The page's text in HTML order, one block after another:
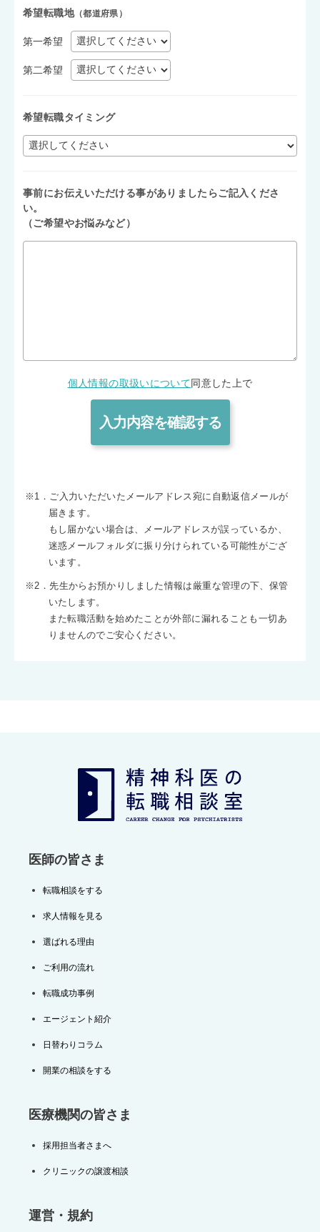
希望転職地（都道府県）
第一希望
第二希望
希望転職タイミング
事前にお伝えいただける事がありましたらご記入くださ
い。
（ご希望やお悩みなど）
個人情報の取扱いについて 同意した上で
※1．ご入力いただいたメールアドレス宛に自動返信メールが
届きます。
もし届かない場合は、メールアドレスが誤っているか、
迷惑メールフォルダに振り分けられている可能性がござ
います。
※2．先生からお預かりしました情報は厳重な管理の下、保管
いたします。
また転職活動を始めたことが外部に漏れることも一切あ
りませんのでご安心ください。
医師の皆さま
転職相談をする
求人情報を見る
選ばれる理由
ご利用の流れ
転職成功事例
エージェント紹介
日替わりコラム
開業の相談をする
医療機関の皆さま
採用担当者さまへ
クリニックの譲渡相談
運営・規約